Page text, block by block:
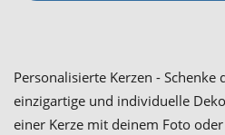
Personalisierte Kerzen - Schenke
einzigartige und individuelle
einer Kerze mit deinem Foto